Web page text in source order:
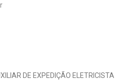
DE EXPEDIÇÃO ELETRICISTA